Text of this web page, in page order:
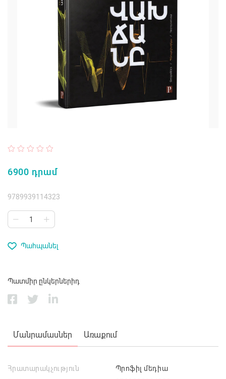
6900 դրամ
9789939114323
Պահպանել
Պատմիր ընկերներիդ
Մանրամասներ Առաքում
Հրատարակչություն
Պրոֆիլ մեդիա